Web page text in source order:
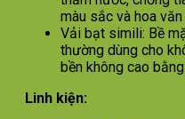
màu sắc và hoa
Vải bạt simili: Bề
thường dùng cho
bền không cao
Linh kiện: